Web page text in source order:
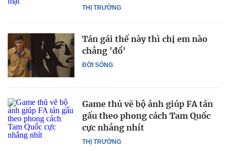
THỊ TRƯỜNG
ĐỜI SỐNG
Tán gái thế này thì chị em nào
chẳng 'đổ'
THỊ TRƯỜNG
Game thủ vẽ bộ ảnh giúp FA tán
gấu theo phong cách Tam Quốc
cực nhắng nhít